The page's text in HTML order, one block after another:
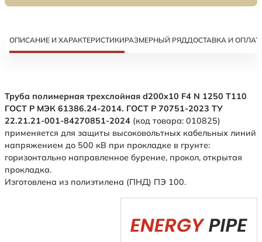
ОПИСАНИЕ И ХАРАКТЕРИСТИКИРАЗМЕРНЫЙ РЯДДОСТАВКА И
Труба полимерная трехслойная d200x10 F4 N 1250 Т110
ГОСТ Р МЭК 61386.24-2014. ГОСТ Р 70751-2023 ТУ
22.21.21-001-84270851-2024 (код товара: 010825)
применяется для защиты высоковольтных кабельных линий
напряжением до 500 кВ при прокладке в грунте:
горизонтально направленное бурение, прокол, открытая
прокладка.
Изготовлена из полиэтилена (ПНД) ПЭ 100.